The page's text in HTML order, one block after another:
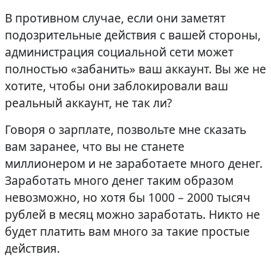
В противном случае, если они заметят
подозрительные действия с вашей стороны,
администрация социальной сети может
полностью «забанить» ваш аккаунт. Вы же не
хотите, чтобы они заблокировали ваш
реальный аккаунт, не так ли?
Говоря о зарплате, позвольте мне сказать
вам заранее, что вы не станете
миллионером и не заработаете много денег.
Заработать много денег таким образом
невозможно, но хотя бы 1000 – 2000 тысяч
рублей в месяц можно заработать. Никто не
будет платить вам много за такие простые
действия.